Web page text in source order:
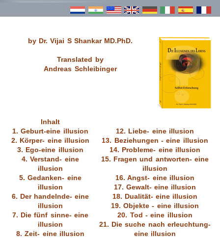
by Dr. Vijai S Shankar MD.PhD.
Translated by
Andreas Schleibinger
Inhalt
1. Geburt-eine illusion
2. Körper- eine illusion
3. Ego-eine illusion
4. Verstand- eine
illusion
5. Gedanken- eine
illusion
6. Der handelnde- eine
illusion
7. Die fünf sinne- eine
illusion
8. Zeit- eine illusion
12. Liebe- eine illusion
13. Beziehungen - eine illusion
14. Probleme- eine illusion
15. Fragen und antworten- eine
illusion
16. Angst- eine illusion
17. Gewalt- eine illusion
18. Dualität- eine illusion
19. Objekte - eine illusion
20. Tod - eine illusion
21. Die suche nach erleuchtung-
eine illusion